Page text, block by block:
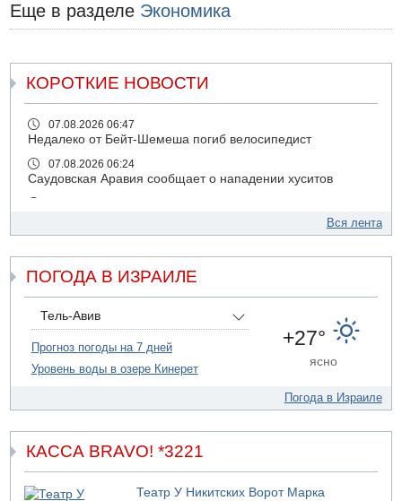
Еще в разделе Экономика
КОРОТКИЕ НОВОСТИ
07.08.2026 06:47
Недалеко от Бейт-Шемеша погиб велосипедист
07.08.2026 06:24
Саудовская Аравия сообщает о нападении хуситов
Арестованы двое подозреваемых в стрельбе по
электрической компании
06.08.2026 13:07
Возле Кирьят-Арбы пожар на местности
США не будут давить на Израиль в вопросе Ливана
06.08.2026 11:41
Трое подростков ограбили сексшоп в Холоне
Взрыв в Северном Тель-Авиве
06.08.2026 08:11
Украинская атака на российский НПЗ
05.08.2026 18:30
Вся лента
ПОГОДА В ИЗРАИЛЕ
Тель-Авив
Прогноз погоды на 7 дней
Уровень воды в озере Кинерет
+27°
ясно
Погода в Израиле
КАССА BRAVO! *3221
Театр У Никитских Ворот Марка